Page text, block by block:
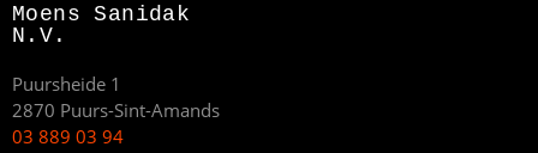
Moens Sanidak
N.V.
Puursheide 1
2870 Puurs-Sint-Amands
03 889 03 94